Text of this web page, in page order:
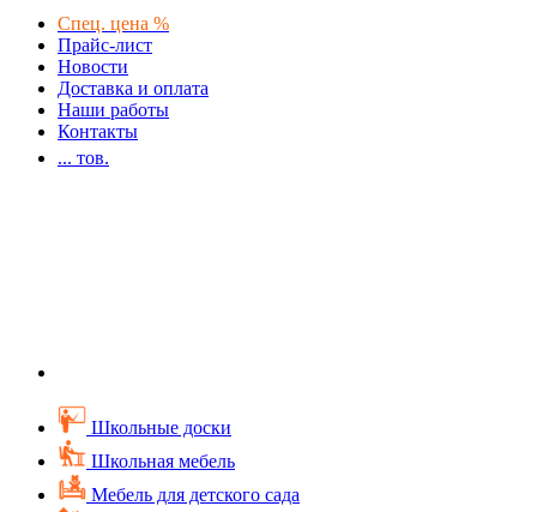
Спец. цена %
Прайс-лист
Новости
Доставка и оплата
Наши работы
Контакты
... тов.
Школьные доски
Школьная мебель
Мебель для детского сада